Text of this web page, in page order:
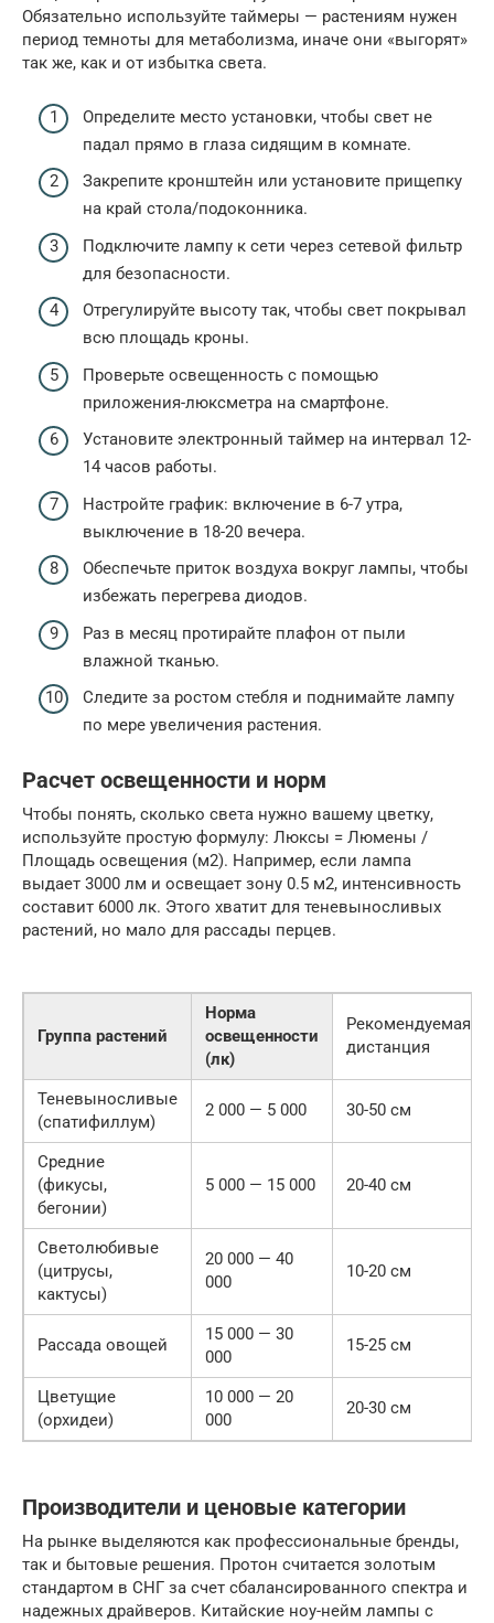
Обязательно используйте таймеры — растениям нужен
период темноты для метаболизма, иначе они «выгорят»
так же, как и от избытка света.
Определите место установки, чтобы свет не
падал прямо в глаза сидящим в комнате.
Закрепите кронштейн или установите прищепку
на край стола/подоконника.
Подключите лампу к сети через сетевой фильтр
для безопасности.
Отрегулируйте высоту так, чтобы свет покрывал
всю площадь кроны.
Проверьте освещенность с помощью
приложения-люксметра на смартфоне.
Установите электронный таймер на интервал 12-
14 часов работы.
Настройте график: включение в 6-7 утра,
выключение в 18-20 вечера.
Обеспечьте приток воздуха вокруг лампы, чтобы
избежать перегрева диодов.
Раз в месяц протирайте плафон от пыли
влажной тканью.
Следите за ростом стебля и поднимайте лампу
по мере увеличения растения.
Расчет освещенности и норм
Чтобы понять, сколько света нужно вашему цветку,
используйте простую формулу: Люксы = Люмены /
Площадь освещения (м2). Например, если лампа
выдает 3000 лм и освещает зону 0.5 м2, интенсивность
составит 6000 лк. Этого хватит для теневыносливых
растений, но мало для рассады перцев.
Группа растений
Норма
освещенности
(лк)
Рекомендуемая
дистанция
Теневыносливые
(спатифиллум)
2 000 — 5 000 30-50 см
Средние
(фикусы,
бегонии)
5 000 — 15 000 20-40 см
Светолюбивые
(цитрусы,
кактусы)
20 000 — 40
000
10-20 см
Рассада овощей
15 000 — 30
000
15-25 см
Цветущие
(орхидеи)
10 000 — 20
000
20-30 см
Производители и ценовые категории
На рынке выделяются как профессиональные бренды,
так и бытовые решения. Протон считается золотым
стандартом в СНГ за счет сбалансированного спектра и
надежных драйверов. Китайские ноу-нейм лампы с